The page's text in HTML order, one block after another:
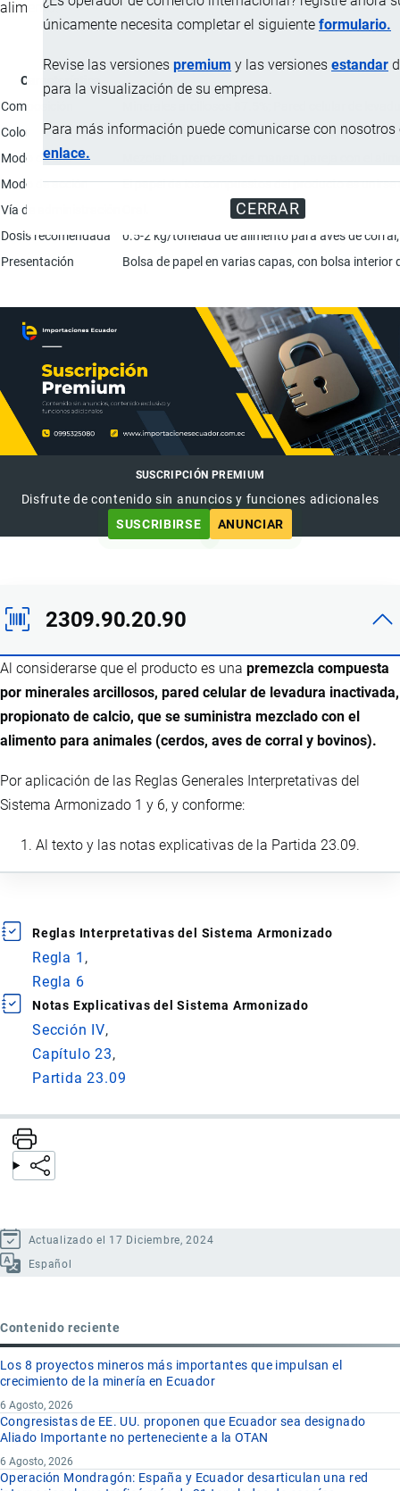
únicamente necesita completar el siguiente formulario.
Revise las versiones premium y las versiones estandar
para la visualización de su empresa.
Para más información puede comunicarse con nosotros
enlace.
CERRAR
alimento.
Característica
Composición
Color
Gris-marrón.
Modo de uso
Modo de acción
El papel de los compuestos del producto es
Vía de administración
Dosis recomendada
0.5-2 kg/tonelada de alimento para aves de
Presentación
Bolsa de papel en varias capas, con bolsa interior
SUSCRIPCIÓN PREMIUM
Disfrute de contenido sin anuncios y funciones adicionales
SUSCRIBIRSE
ANUNCIAR
2309.90.20.90
Al considerarse que el producto es una premezcla compuesta
por minerales arcillosos, pared celular de levadura inactivada,
propionato de calcio, que se suministra mezclado con el
alimento para animales (cerdos, aves de corral y bovinos).
Por aplicación de las Reglas Generales Interpretativas del
Sistema Armonizado 1 y 6, y conforme:
Al texto y las notas explicativas de la Partida 23.09.
Reglas Interpretativas del Sistema Armonizado
Regla 1
Regla 6
Notas Explicativas del Sistema Armonizado
Sección IV
Capítulo 23
Partida 23.09
Actualizado el 17 Diciembre, 2024
Español
Contenido reciente
Los 8 proyectos mineros más importantes que impulsan el
crecimiento de la minería en Ecuador
6 Agosto, 2026
Congresistas de EE. UU. proponen que Ecuador sea designado
Aliado Importante no perteneciente a la OTAN
6 Agosto, 2026
Operación Mondragón: España y Ecuador desarticulan una red